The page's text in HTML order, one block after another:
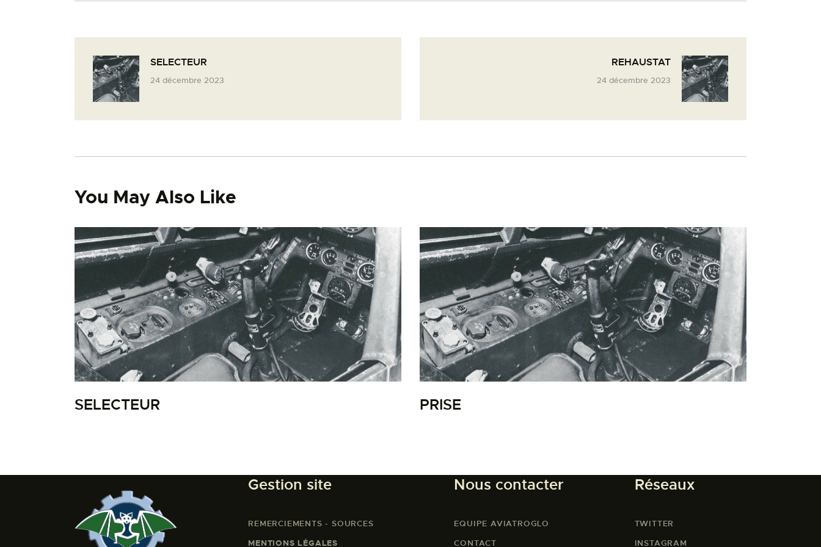
AGO
L’AIR 606
LA PISTE D’ENVOL
SELECTEUR
24 décembre 2023
REHAUSTAT
24 décembre 2023
You May Also Like
SELECTEUR PRISE
Gestion site
REMERCIEMENTS - SOURCES
MENTIONS LÉGALES
Nous contacter
EQUIPE AVIATROGLO
CONTACT
Réseaux
TWITTER
INSTAGRAM